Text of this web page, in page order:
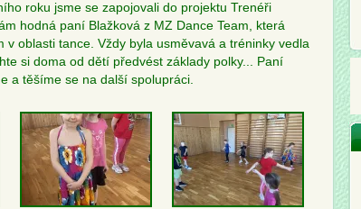
roku jsme se zapojovali do projektu Trenéři
hodná paní Blažková z MZ Dance Team, která
v oblasti tance. Vždy byla usměvavá a tréninky vedla
si doma od dětí předvést základy polky... Paní
a těšíme se na další spolupráci.